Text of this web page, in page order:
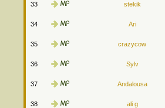
33 stekik
34 Ari
35 crazycow
36 Sylv
37 Andalousa
38 ali g